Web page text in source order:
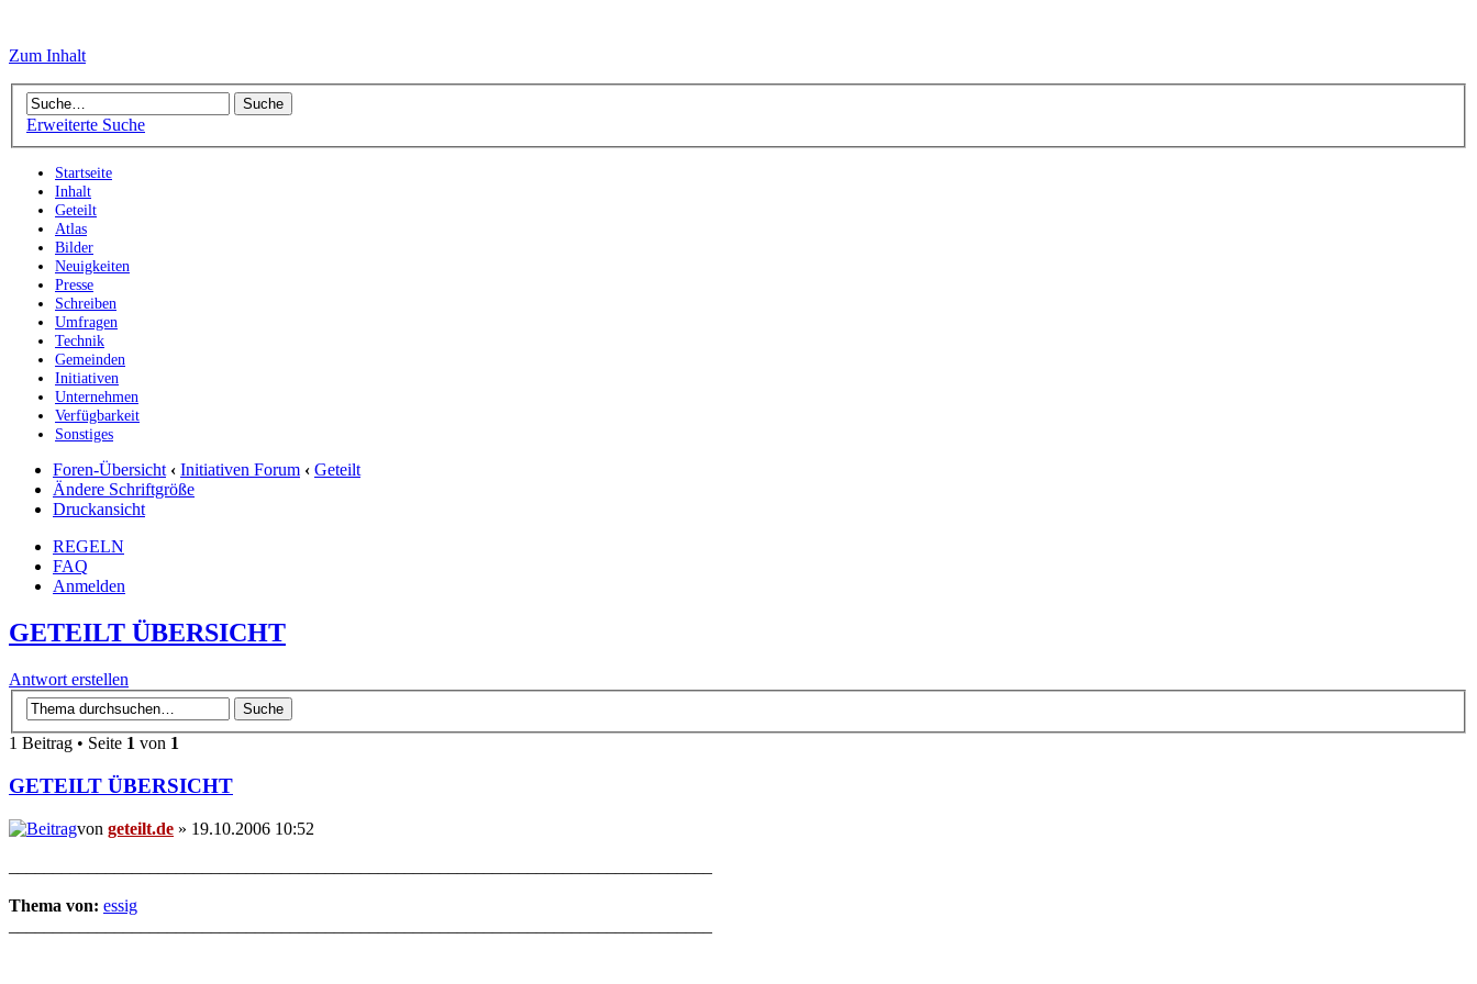
Zum Inhalt
Erweiterte Suche
Startseite
Inhalt
Geteilt
Atlas
Bilder
Neuigkeiten
Presse
Schreiben
Umfragen
Technik
Gemeinden
Initiativen
Unternehmen
Verfügbarkeit
Sonstiges
Foren-Übersicht ‹ Initiativen Forum ‹ Geteilt
Ändere Schriftgröße
Druckansicht
REGELN
FAQ
Anmelden
GETEILT ÜBERSICHT
Antwort erstellen
1 Beitrag • Seite 1 von 1
GETEILT ÜBERSICHT
von geteilt.de » 19.10.2006 10:52
Thema von: essig